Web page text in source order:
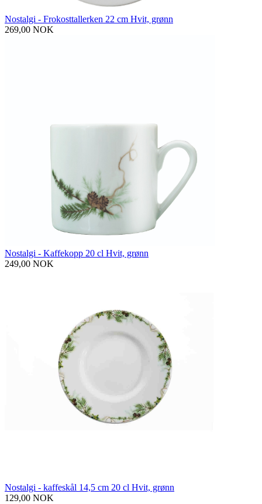
Nostalgi - Frokosttallerken 22 cm Hvit, grønn
269,00 NOK
Nostalgi - Kaffekopp 20 cl Hvit, grønn
249,00 NOK
Nostalgi - kaffeskål 14,5 cm 20 cl Hvit, grønn
129,00 NOK